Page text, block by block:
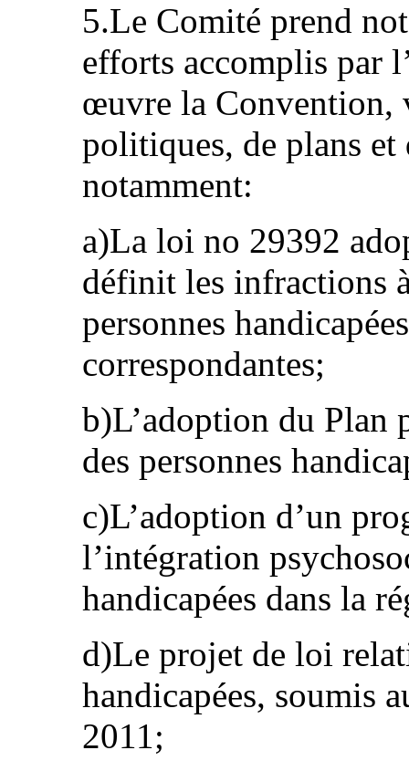
5.Le Comité prend
efforts accomplis par
œuvre la Convention,
politiques, de plans et
notamment:
a)La loi no 29392
définit les infractions
personnes
correspondantes;
b)L’adoption du Plan
des personnes
c)L’adoption d’un
l’intégration
handicapées dans la
d)Le projet de loi
handicapées, soumis
2011;